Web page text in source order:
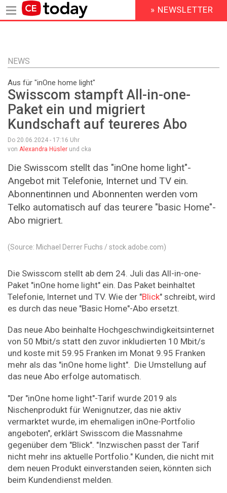
Inhalt
HEADER
MENU
» NEWSLETTER
NEWS
Aus für "inOne home light"
Swisscom stampft All-in-one-
Paket ein und migriert
Kundschaft auf teureres Abo
Do 20.06.2024 - 17:16 Uhr
von Alexandra Hüsler und cka
Die Swisscom stellt das "inOne home light"-
Angebot mit Telefonie, Internet und TV ein.
Abonnentinnen und Abonnenten werden vom
Telko automatisch auf das teurere "basic Home"-
Abo migriert.
(Source: Michael Derrer Fuchs / stock.adobe.com)
Die Swisscom stellt ab dem 24. Juli das All-in-one-
Paket "inOne home light" ein. Das Paket beinhaltet
Telefonie, Internet und TV. Wie der "Blick" schreibt, wird
es durch das neue "Basic Home"-Abo ersetzt.
Das neue Abo beinhalte Hochgeschwindigkeitsinternet
von 50 Mbit/s statt den zuvor inkludierten 10 Mbit/s
und koste mit 59.95 Franken im Monat 9.95 Franken
mehr als das "inOne home light". Die Umstellung auf
das neue Abo erfolge automatisch.
"Der "inOne home light"-Tarif wurde 2019 als
Nischenprodukt für Wenignutzer, das nie aktiv
vermarktet wurde, im ehemaligen inOne-Portfolio
angeboten", erklärt Swisscom die Massnahme
gegenüber dem "Blick". "Inzwischen passt der Tarif
nicht mehr ins aktuelle Portfolio." Kunden, die nicht mit
dem neuen Produkt einverstanden seien, könnten sich
beim Kundendienst melden.